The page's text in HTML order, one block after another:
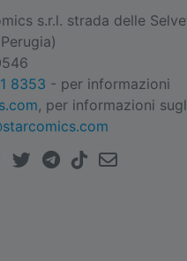
s.r.l. strada delle
8353 - per informazioni
, per informazioni